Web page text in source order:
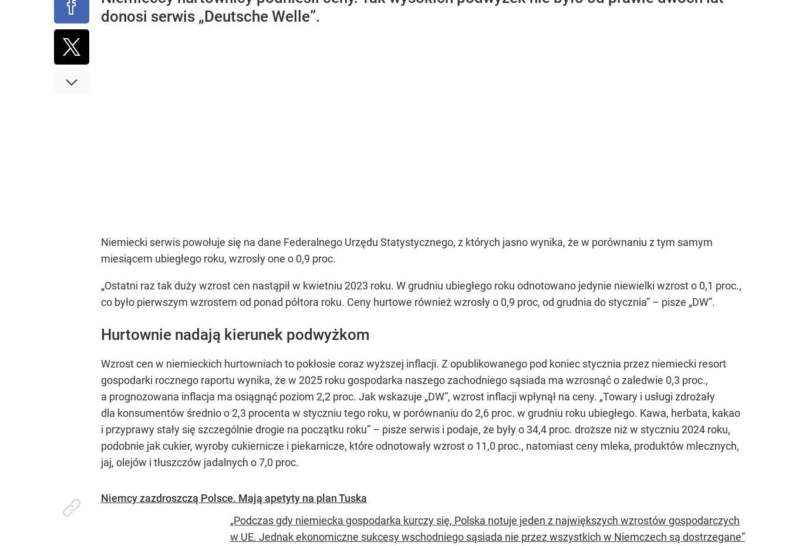
donosi serwis „Deutsche Welle”.
Niemiecki serwis powołuje się na dane Federalnego Urzędu Statystycznego, z których jasno wynika, że w porównaniu z tym samym
miesiącem ubiegłego roku, wzrosły one o 0,9 proc.
„Ostatni raz tak duży wzrost cen nastąpił w kwietniu 2023 roku. W grudniu ubiegłego roku odnotowano jedynie niewielki wzrost o 0,1 proc.,
co było pierwszym wzrostem od ponad półtora roku. Ceny hurtowe również wzrosły o 0,9 proc, od grudnia do stycznia” – pisze „DW”.
Hurtownie nadają kierunek podwyżkom
Wzrost cen w niemieckich hurtowniach to pokłosie coraz wyższej inflacji. Z opublikowanego pod koniec stycznia przez niemiecki resort
gospodarki rocznego raportu wynika, że w 2025 roku gospodarka naszego zachodniego sąsiada ma wzrosnąć o zaledwie 0,3 proc.,
a prognozowana inflacja ma osiągnąć poziom 2,2 proc. Jak wskazuje „DW”, wzrost inflacji wpłynął na ceny. „Towary i usługi zdrożały
dla konsumentów średnio o 2,3 procenta w styczniu tego roku, w porównaniu do 2,6 proc. w grudniu roku ubiegłego. Kawa, herbata, kakao
i przyprawy stały się szczególnie drogie na początku roku” – pisze serwis i podaje, że były o 34,4 proc. droższe niż w styczniu 2024 roku,
podobnie jak cukier, wyroby cukiernicze i piekarnicze, które odnotowały wzrost o 11,0 proc., natomiast ceny mleka, produktów mlecznych,
jaj, olejów i tłuszczów jadalnych o 7,0 proc.
Niemcy zazdroszczą Polsce. Mają apetyty na plan Tuska
„Podczas gdy niemiecka gospodarka kurczy się, Polska notuje jeden z największych wzrostów gospodarczych
w UE. Jednak ekonomiczne sukcesy wschodniego sąsiada nie przez wszystkich w Niemczech są dostrzegane”